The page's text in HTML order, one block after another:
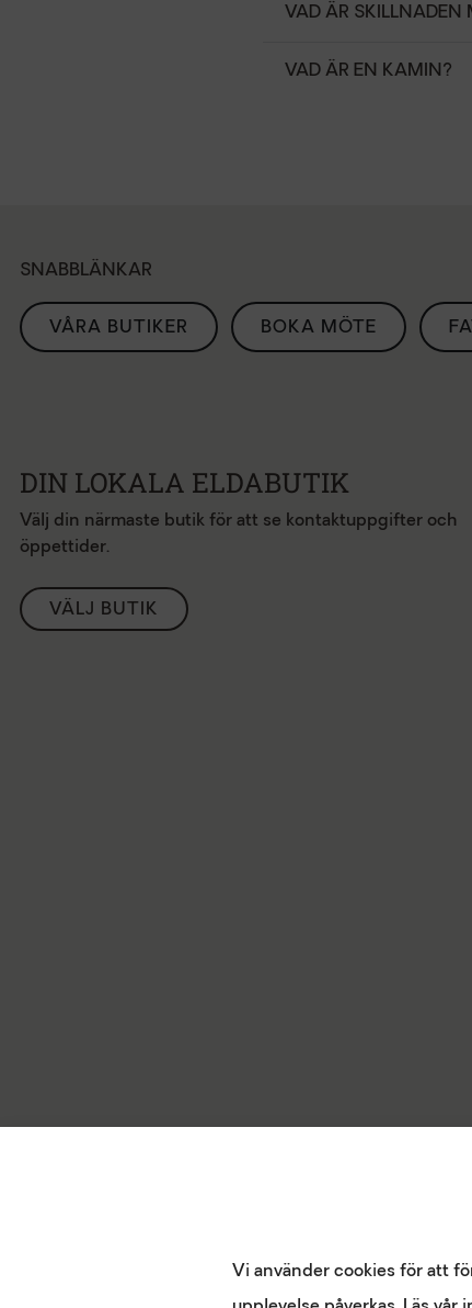
Vi använder cookies för att
VAD ÄR
VAD ÄR EN KAMIN?
SNABBLÄNKAR
VÅRA BUTIKER BOKA MÖTE
DIN LOKALA ELDABUTIK
Välj din närmaste butik för att se kontaktuppgifter och
öppettider.
VÄLJ BUTIK